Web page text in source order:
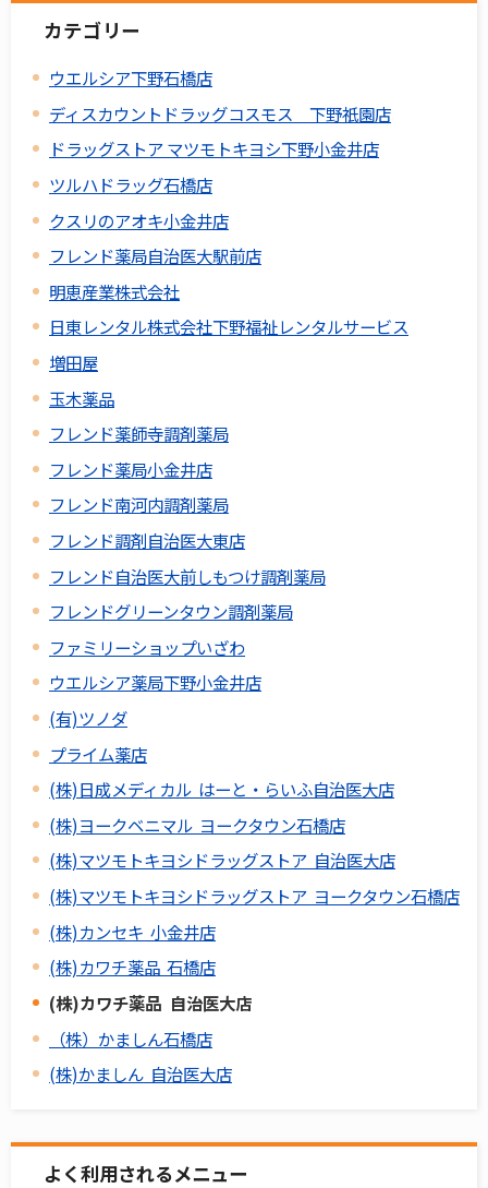
カテゴリー
ウエルシア下野石橋店
ディスカウントドラッグコスモス 下野祇󠄀園店
ドラッグストア マツモトキヨシ下野小金井店
ツルハドラッグ石橋店
クスリのアオキ小金井店
フレンド薬局自治医大駅前店
明恵産業株式会社
日東レンタル株式会社下野福祉レンタルサービス
増田屋
玉木薬品
フレンド薬師寺調剤薬局
フレンド薬局小金井店
フレンド南河内調剤薬局
フレンド調剤自治医大東店
フレンド自治医大前しもつけ調剤薬局
フレンドグリーンタウン調剤薬局
ファミリーショップいざわ
ウエルシア薬局下野小金井店
(有)ツノダ
プライム薬店
(株)日成メディカル はーと・らいふ自治医大店
(株)ヨークベニマル ヨークタウン石橋店
(株)マツモトキヨシドラッグストア 自治医大店
(株)マツモトキヨシドラッグストア ヨークタウン石橋店
(株)カンセキ 小金井店
(株)カワチ薬品 石橋店
(株)カワチ薬品 自治医大店
（株）かましん石橋店
(株)かましん 自治医大店
よく利用されるメニュー